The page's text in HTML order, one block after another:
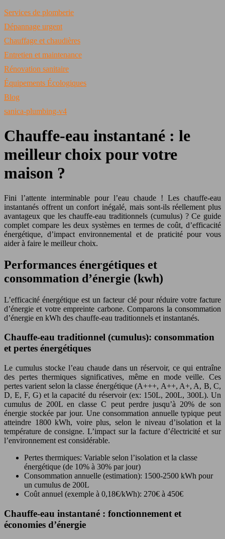
Services de plomberie
Dépannage urgent
Chauffage et chaudières
Entretien et maintenance
Rénovation sanitaire
Équipements Écologiques
Blog
sanica-plumbing-v4
Chauffe-eau instantané : le
meilleur choix pour votre
maison ?
Fini l’attente interminable pour l’eau chaude ! Les chauffe-eau
instantanés offrent un confort inégalé, mais sont-ils réellement plus
avantageux que les chauffe-eau traditionnels (cumulus) ? Ce guide
complet compare les deux systèmes en termes de coût, d’efficacité
énergétique, d’impact environnemental et de praticité pour vous
aider à faire le meilleur choix.
Performances énergétiques et
consommation d’énergie (kwh)
L’efficacité énergétique est un facteur clé pour réduire votre facture
d’énergie et votre empreinte carbone. Comparons la consommation
d’énergie en kWh des chauffe-eau traditionnels et instantanés.
Chauffe-eau traditionnel (cumulus): consommation
et pertes énergétiques
Le cumulus stocke l’eau chaude dans un réservoir, ce qui entraîne
des pertes thermiques significatives, même en mode veille. Ces
pertes varient selon la classe énergétique (A+++, A++, A+, A, B, C,
D, E, F, G) et la capacité du réservoir (ex: 150L, 200L, 300L). Un
cumulus de 200L en classe C peut perdre jusqu’à 20% de son
énergie stockée par jour. Une consommation annuelle typique peut
atteindre 1800 kWh, voire plus, selon le niveau d’isolation et la
température de consigne. L’impact sur la facture d’électricité et sur
l’environnement est considérable.
Pertes thermiques: Variable selon l’isolation et la classe
énergétique (de 10% à 30% par jour)
Consommation annuelle (estimation): 1500-2500 kWh pour
un cumulus de 200L
Coût annuel (exemple à 0,18€/kWh): 270€ à 450€
Chauffe-eau instantané : fonctionnement et
économies d’énergie